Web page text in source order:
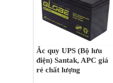
Ắc quy UPS (Bộ lưu
điện) Santak, APC giá
rẻ chất lượng